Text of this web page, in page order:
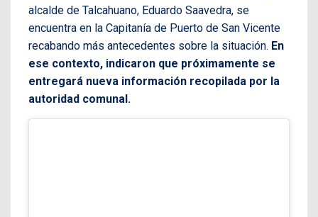
alcalde de Talcahuano, Eduardo Saavedra, se
encuentra en la Capitanía de Puerto de San Vicente
recabando más antecedentes sobre la situación. En
ese contexto, indicaron que próximamente se
entregará nueva información recopilada por la
autoridad comunal.